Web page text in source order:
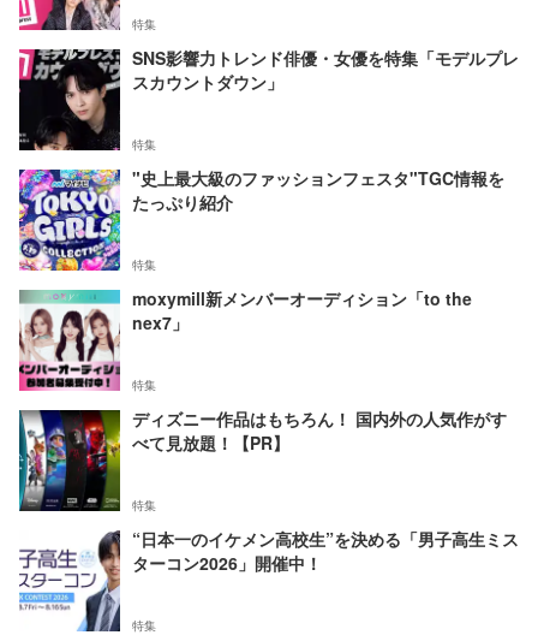
特集
SNS影響力トレンド俳優・女優を特集「モデルプレ
スカウントダウン」
特集
"史上最大級のファッションフェスタ"TGC情報を
たっぷり紹介
特集
moxymill新メンバーオーディション「to the
nex7」
特集
ディズニー作品はもちろん！ 国内外の人気作がす
べて見放題！【PR】
特集
“日本一のイケメン高校生”を決める「男子高生ミス
ターコン2026」開催中！
特集